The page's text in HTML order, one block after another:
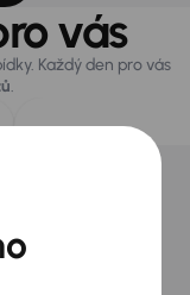
vás
Každý den pro vás
.